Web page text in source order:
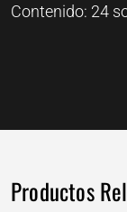
Contenido: 24
Productos